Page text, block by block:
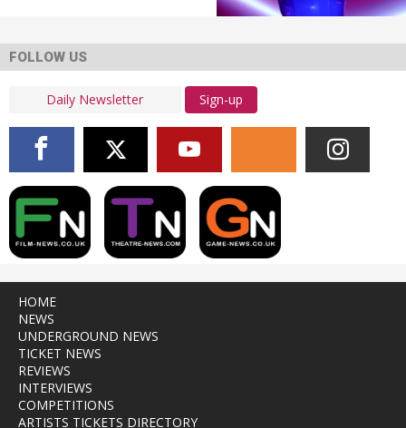
FOLLOW US
Sign-up
HOME
NEWS
UNDERGROUND NEWS
TICKET NEWS
REVIEWS
INTERVIEWS
COMPETITIONS
ARTISTS TICKETS DIRECTORY